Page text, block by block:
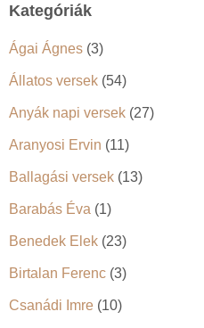
Kategóriák
Ágai Ágnes (3)
Állatos versek (54)
Anyák napi versek (27)
Aranyosi Ervin (11)
Ballagási versek (13)
Barabás Éva (1)
Benedek Elek (23)
Birtalan Ferenc (3)
Csanádi Imre (10)